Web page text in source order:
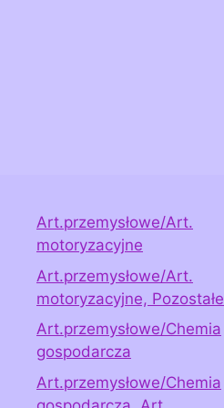
Art.przemysłowe/Art.
motoryzacyjne
Art.przemysłowe/Art.
motoryzacyjne, Pozostałe
Art.przemysłowe/Chemia
gospodarcza
Art.przemysłowe/Chemia